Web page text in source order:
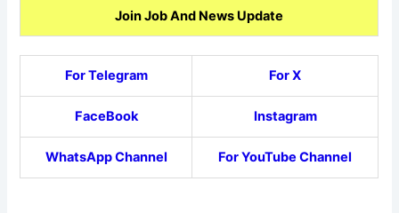
Join Job And News Update
For Telegram For X
FaceBook Instagram
WhatsApp Channel For YouTube Channel